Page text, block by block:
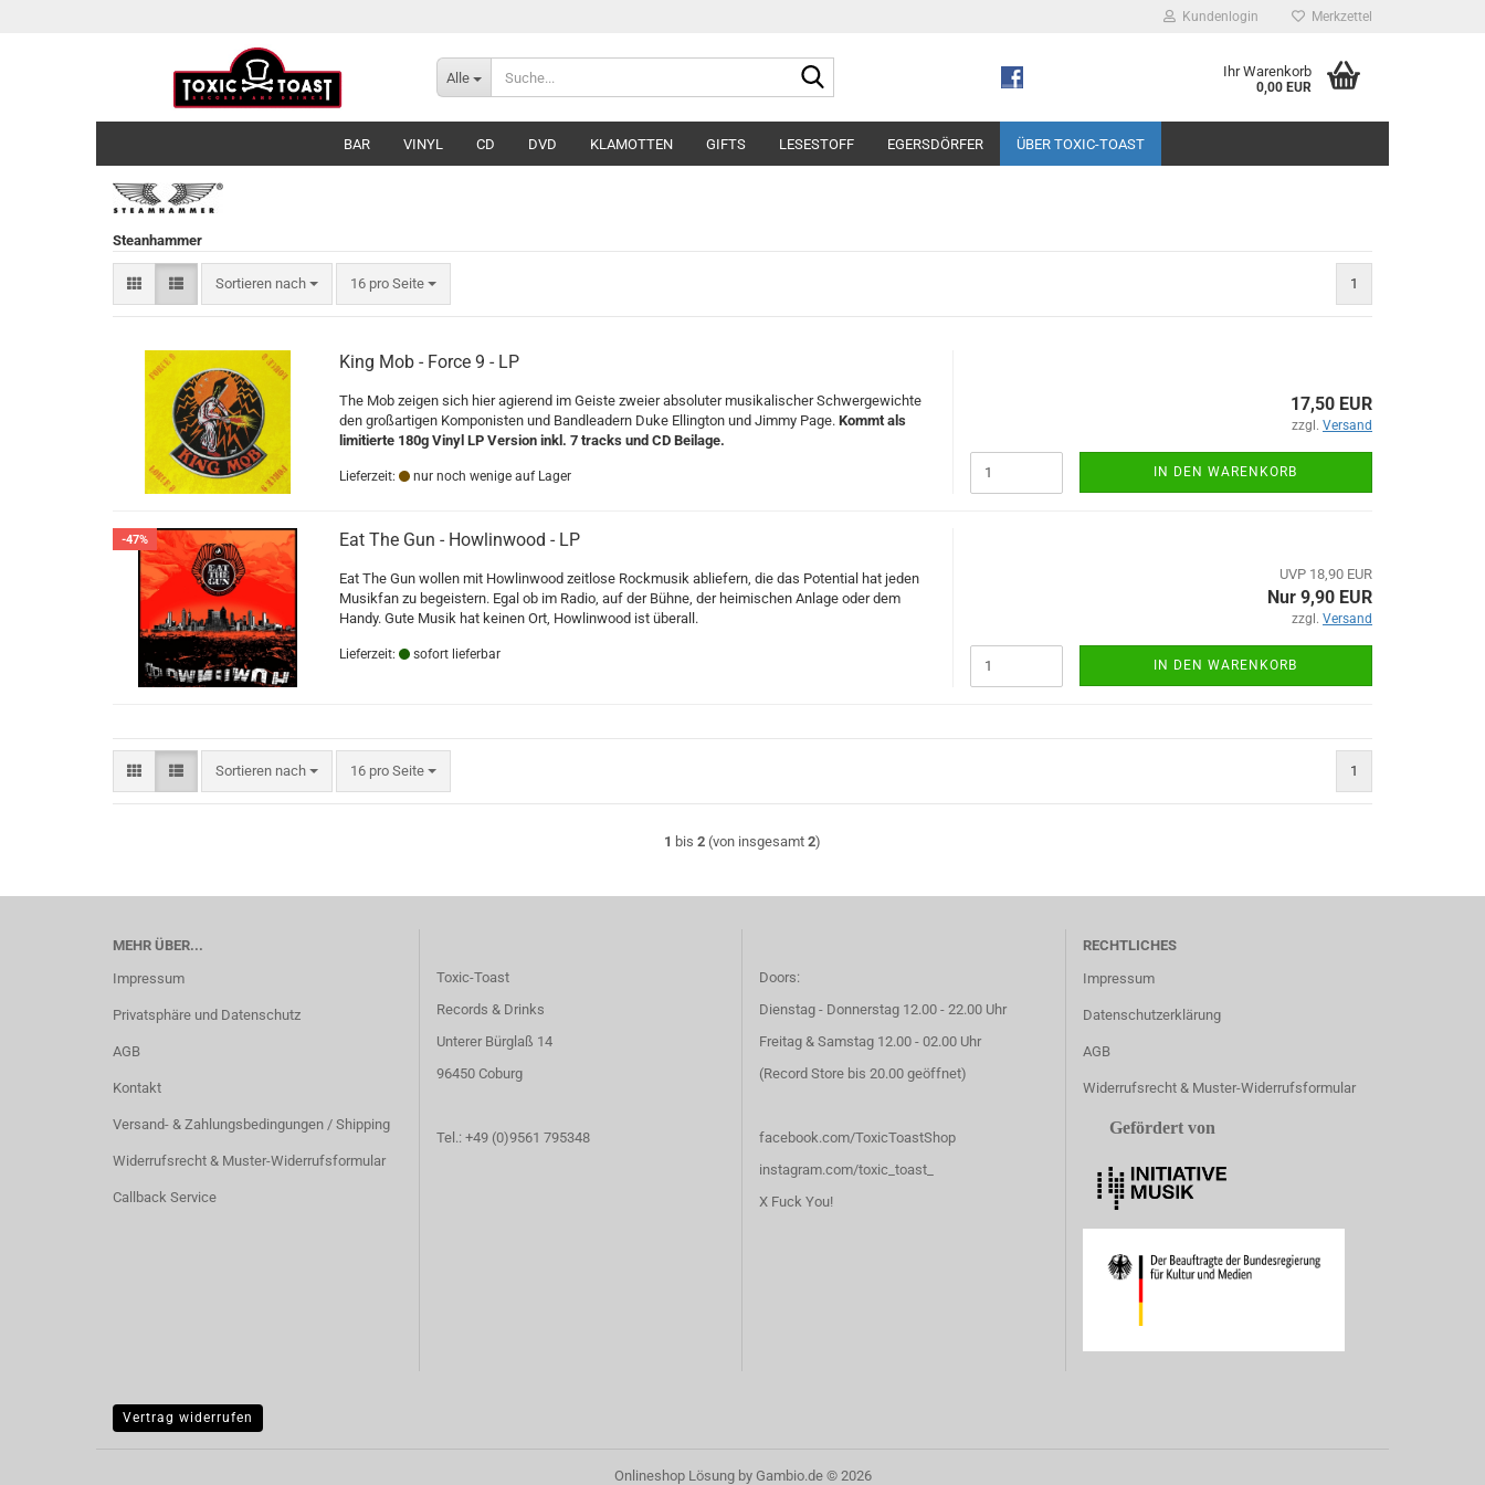
Kundenlogin Merkzettel
Alle Ihr Warenkorb
0,00 EUR
BAR VINYL CD DVD KLAMOTTEN GIFTS LESESTOFF EGERSDÖRFER ÜBER TOXIC-TOAST
Steanhammer
Sortieren nach
Sortieren nach 16 pro Seite
pro Seite 1
King Mob - Force 9 - LP
The Mob zeigen sich hier agierend im Geiste zweier absoluter musikalischer Schwergewichte
den großartigen Komponisten und Bandleadern Duke Ellington und Jimmy Page. Kommt als
limitierte 180g Vinyl LP Version inkl. 7 tracks und CD Beilage.
Lieferzeit: nur noch wenige auf Lager
17,50 EUR
zzgl. Versand
IN DEN WARENKORB
-47% Eat The Gun - Howlinwood - LP
Eat The Gun wollen mit Howlinwood zeitlose Rockmusik abliefern, die das Potential hat jeden
Musikfan zu begeistern. Egal ob im Radio, auf der Bühne, der heimischen Anlage oder dem
Handy. Gute Musik hat keinen Ort, Howlinwood ist überall.
Lieferzeit: sofort lieferbar
UVP 18,90 EUR
Nur 9,90 EUR
zzgl. Versand
IN DEN WARENKORB
Sortieren nach
Sortieren nach 16 pro Seite
pro Seite 1
1 bis 2 (von insgesamt 2)
MEHR ÜBER...
Impressum
Privatsphäre und Datenschutz
AGB
Kontakt
Versand- & Zahlungsbedingungen / Shipping
Widerrufsrecht & Muster-Widerrufsformular
Callback Service
Toxic-Toast
Records & Drinks
Unterer Bürglaß 14
96450 Coburg
Tel.: +49 (0)9561 795348
Doors:
Dienstag - Donnerstag 12.00 - 22.00 Uhr
Freitag & Samstag 12.00 - 02.00 Uhr
(Record Store bis 20.00 geöffnet)
facebook.com/ToxicToastShop
instagram.com/toxic_toast_
X Fuck You!
RECHTLICHES
Impressum
Datenschutzerklärung
AGB
Widerrufsrecht & Muster-Widerrufsformular
Gefördert von
Vertrag widerrufen
Onlineshop Lösungby Gambio.de © 2026